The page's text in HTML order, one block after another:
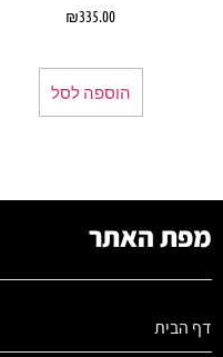
₪335.00
הוספה לסל
מפת האתר
דף הבית